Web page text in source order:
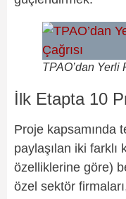
TPAO’dan Yerli
İlk Etapta 10
Proje kapsamında
paylaşılan iki farklı
özelliklerine göre)
özel sektör